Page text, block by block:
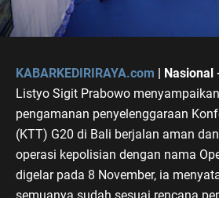
KABARKEDIRIRAYA.com | Nasional
Listyo Sigit Prabowo
pengamanan penyelenggaraan
(KTT) G20 di Bali berjalan aman
operasi kepolisian dengan nama
digelar pada 8 November, ia
semuanya sudah sesuai rencana